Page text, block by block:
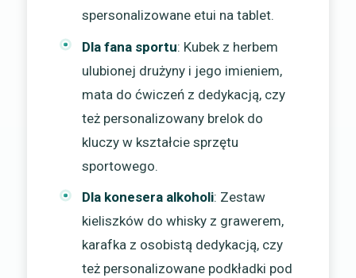
spersonalizowane etui na tablet.
Dla fana sportu: Kubek z herbem
ulubionej drużyny i jego imieniem,
mata do ćwiczeń z dedykacją, czy
też personalizowany brelok do
kluczy w kształcie sprzętu
sportowego.
Dla konesera alkoholi: Zestaw
kieliszków do whisky z grawerem,
karafka z osobistą dedykacją, czy
też personalizowane podkładki pod